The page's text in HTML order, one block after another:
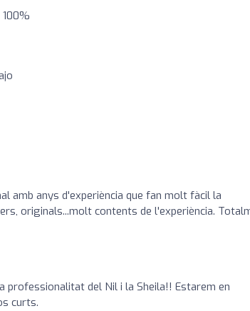
amb anys d'experiència que fan molt fàcil la
originals...molt contents de l'experiència.
del Nil i la Sheila!! Estarem en
curts.